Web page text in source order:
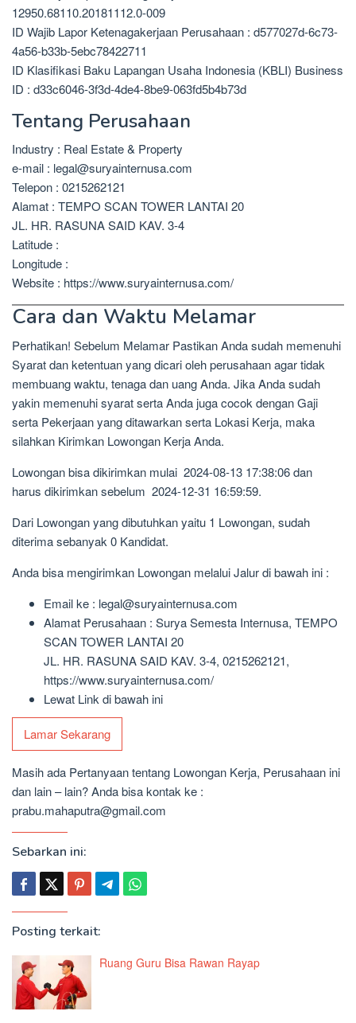
12950.68110.20181112.0-009
ID Wajib Lapor Ketenagakerjaan Perusahaan : d577027d-6c73-
4a56-b33b-5ebc78422711
ID Klasifikasi Baku Lapangan Usaha Indonesia (KBLI) Business
ID : d33c6046-3f3d-4de4-8be9-063fd5b4b73d
Tentang Perusahaan
Industry : Real Estate & Property
e-mail : legal@suryainternusa.com
Telepon : 0215262121
Alamat : TEMPO SCAN TOWER LANTAI 20
JL. HR. RASUNA SAID KAV. 3-4
Latitude :
Longitude :
Website : https://www.suryainternusa.com/
Cara dan Waktu Melamar
Perhatikan! Sebelum Melamar Pastikan Anda sudah memenuhi
Syarat dan ketentuan yang dicari oleh perusahaan agar tidak
membuang waktu, tenaga dan uang Anda. Jika Anda sudah
yakin memenuhi syarat serta Anda juga cocok dengan Gaji
serta Pekerjaan yang ditawarkan serta Lokasi Kerja, maka
silahkan Kirimkan Lowongan Kerja Anda.
Lowongan bisa dikirimkan mulai 2024-08-13 17:38:06 dan
harus dikirimkan sebelum 2024-12-31 16:59:59.
Dari Lowongan yang dibutuhkan yaitu 1 Lowongan, sudah
diterima sebanyak 0 Kandidat.
Anda bisa mengirimkan Lowongan melalui Jalur di bawah ini :
Email ke : legal@suryainternusa.com
Alamat Perusahaan : Surya Semesta Internusa, TEMPO
SCAN TOWER LANTAI 20
JL. HR. RASUNA SAID KAV. 3-4, 0215262121,
https://www.suryainternusa.com/
Lewat Link di bawah ini
Lamar Sekarang
Masih ada Pertanyaan tentang Lowongan Kerja, Perusahaan ini
dan lain – lain? Anda bisa kontak ke :
prabu.mahaputra@gmail.com
Sebarkan ini:
Posting terkait:
Ruang Guru Bisa Rawan Rayap